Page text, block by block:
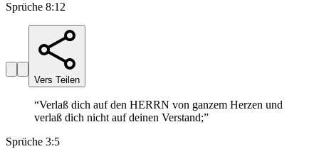
Sprüche 8:12
Vers Teilen
“Verlaß dich auf den HERRN von ganzem Herzen und
verlaß dich nicht auf deinen Verstand;”
Sprüche 3:5